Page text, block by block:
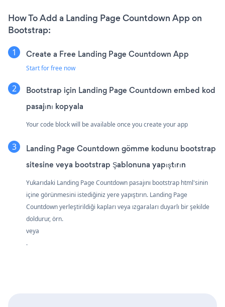
How To Add a Landing Page Countdown App on
Bootstrap:
Create a Free Landing Page Countdown App
Start for free now
Bootstrap için Landing Page Countdown embed kod
pasajını kopyala
Your code block will be available once you create your app
Landing Page Countdown gömme kodunu bootstrap
sitesine veya bootstrap Şablonuna yapıştırın
Yukarıdaki Landing Page Countdown pasajını bootstrap html'sinin
içine görünmesini istediğiniz yere yapıştırın. Landing Page
Countdown yerleştirildiği kapları veya ızgaraları duyarlı bir şekilde
doldurur, örn.
veya
.